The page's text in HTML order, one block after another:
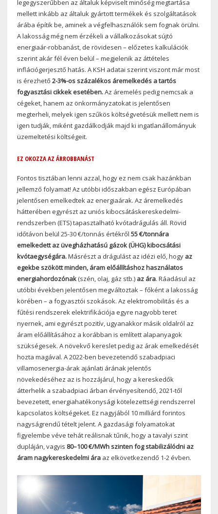
legegyszerűbben az általuk képviselt minőség megtartása
mellett inkább az általuk gyártott termékek és szolgáltatások
árába építik be, aminek a végfelhasználók sem fognak örülni.
A lakosság még nem érzékeli a vállalkozásokat sújtó
energiaár-robbanást, de rövidesen – előzetes kalkulációk
szerint akár fél éven belül – megjelenik az áttételes
inflációgerjesztő hatás. A KSH adatai szerint viszont már most
is érezhető 2-3%-os százalékos áremelkedés a tartós
fogyasztási cikkek esetében.Az áremelés pedig nemcsak a
cégeket, hanem az önkormányzatokat is jelentősen
megterheli, melyek igen szűkös költségvetésük mellett nem is
igen tudják, miként gazdálkodják majd ki ingatlanállományuk
üzemeltetési költségeit.
EZ OKOZZA AZ ÁRROBBANÁST
Fontos tisztában lenni azzal, hogy ez nem csak hazánkban
jellemző folyamat! Az utóbbi időszakban egész Európában
jelentősen emelkedtek az energiaárak. Az áremelkedés
hátterében egyrészt az uniós kibocsátáskereskedelmi-
rendszerben (ETS) tapasztalható kvótadrágulás áll. Rövid
időtávon belül 25-30 €/tonnás értékről 55 €/tonnára
emelkedett az üvegházhatású gázok (ÜHG) kibocsátási
kvótaegységára.Másrészt a drágulást az idézi elő, hogy az
egekbe szökött minden, áram előállításhoz használatos
energiahordozónak(szén, olaj, gáz stb.) az ára. Ráadásul az
utóbbi években jelentősen megváltoztak – főként a lakosság
körében – a fogyasztói szokások. Az elektromobilitás és a
fűtési rendszerek elektrifikációja egyre nagyobb teret
nyernek, ami egyrészt pozitív, ugyanakkor másik oldalról az
áram előállításához a korábban is említett alapanyagok
szükségesek. A növekvő kereslet pedig az árak emelkedését
hozta magával. A 2022-ben bevezetendő szabadpiaci
villamosenergia-árak ajánlati árának jelentős
növekedéséhez az is hozzájárul, hogy a kereskedők
átterhelik a szabadpiaci árban érvényesítendő, 2021-től
bevezetett, energiahatékonysági kötelezettségi rendszerrel
kapcsolatos költségeket. Ez nagyjából 10 milliárd forintos
nagyságrendű tételt jelent. A gazdasági folyamatokat
figyelembe véve tehát reálisnak tűnik, hogy a tavalyi szint
dupláján, vagyis 80–100 €/MWh szinten fog stabilizálódni az
áram nagykereskedelmi ára az elkövetkezendő 1-2 évben.